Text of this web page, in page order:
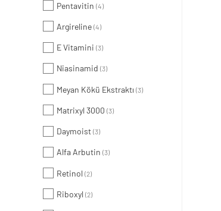
Pentavitin (4)
Argireline (4)
E Vitamini (3)
Niasinamid (3)
Meyan Kökü Ekstraktı (3)
Matrixyl 3000 (3)
Daymoist (3)
Alfa Arbutin (3)
Retinol (2)
Riboxyl (2)